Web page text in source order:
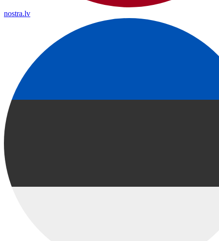
nostra.lv